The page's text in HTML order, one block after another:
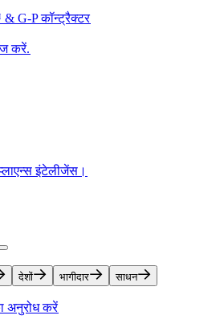
& G-P कॉन्ट्रैक्टर​​
करें.​​
इंटेलीजेंस।​​
देशों​​ भागीदार​​ साधन​​
अनुरोध करें​​